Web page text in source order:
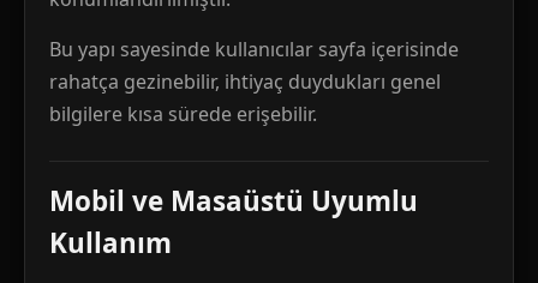
Bu yapı sayesinde kullanıcılar sayfa içerisinde
rahatça gezinebilir, ihtiyaç duydukları genel
bilgilere kısa sürede erişebilir.
Mobil ve Masaüstü Uyumlu
Kullanım